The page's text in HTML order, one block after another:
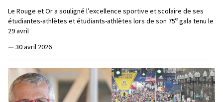
Le Rouge et Or a souligné l’excellence sportive et scolaire de ses
étudiantes-athlètes et étudiants-athlètes lors de son 75e gala tenu le
29 avril
— 30 avril 2026